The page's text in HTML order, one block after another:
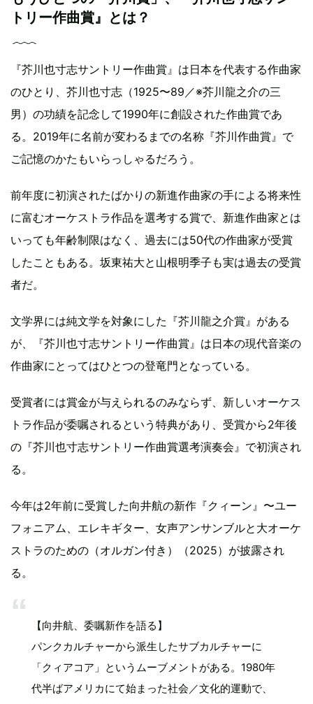
トリー作曲賞』とは？
『芥川也寸志サントリー作曲賞』は日本を代表する作曲家
のひとり、芥川也寸志（1925〜89／※芥川龍之介の三
男）の功績を記念して1990年に創設された作曲賞であ
る。2019年に名前が変わるまでの名称『芥川作曲賞』で
ご記憶のかたもいらっしゃるだろう。
前年度に初演されたばかりの新進作曲家の手による将来性
に富むオーケストラ作品を選考する賞で、新進作曲家とは
いっても年齢制限はなく、過去には50代の作曲家が受賞
したこともある。坂東祐大と山根明季子も実は過去の受賞
者だ。
文学界には純文学を対象にした『芥川龍之介賞』がある
が、『芥川也寸志サントリー作曲賞』は日本の現代音楽の
作曲家にとってはひとつの登竜門となっている。
受賞者には賞金が与えられるのみならず、新しいオーケス
トラ作品が委嘱されるという特典があり、受賞から2年後
の『芥川也寸志サントリー作曲賞選考演奏会』で初演され
る。
今年は2年前に受賞した向井航の新作『クィーン』〜ユー
フォニアム、エレキギター、女声アンサンブルと大オーケ
ストラのための（オルガン付き）（2025）が披露され
る。
【向井航、委嘱新作を語る】
パンクカルチャーから派生したサブカルチャーに
「クィアコア」というムーブメントがある。1980年
代半ばアメリカにて始まった社会／文化的運動で、